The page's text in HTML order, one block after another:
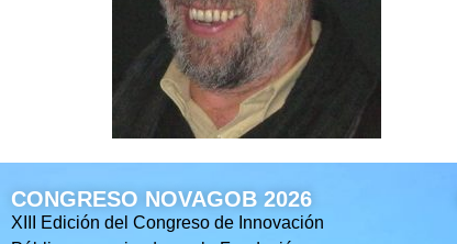
CONGRESO NOVAGOB 2026
XIII Edición del Congreso de Innovación